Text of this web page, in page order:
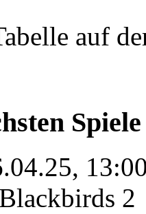
auf
Spiele
2